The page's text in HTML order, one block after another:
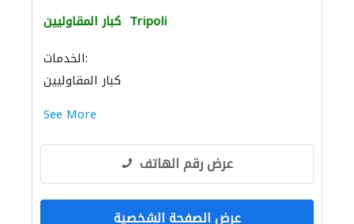
كبار المقاوليين Tripoli
الخدمات:
كبار المقاوليين
See More
عرض رقم الهاتف
عرض الصفحة الشخصية